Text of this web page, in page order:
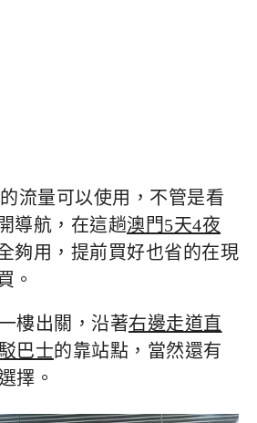
的流量可以使用，不管是看
導航，在這趟澳門5天4夜
夠用，提前買好也省的在現
。
樓出關，沿著右邊走道直
巴士的靠站點，當然還有
擇。